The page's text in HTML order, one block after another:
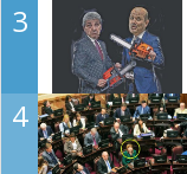
3
4